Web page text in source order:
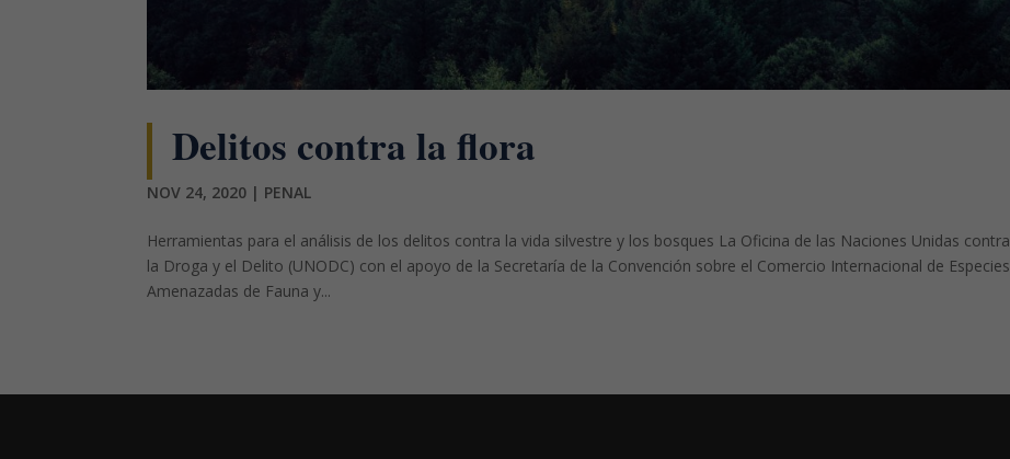
Delitos contra la flora
NOV 24, 2020 | PENAL
Herramientas para el análisis de los delitos contra la vida silvestre y los bosques La Oficina de las Naciones Unidas contra
la Droga y el Delito (UNODC) con el apoyo de la Secretaría de la Convención sobre el Comercio Internacional de Especies
Amenazadas de Fauna y...